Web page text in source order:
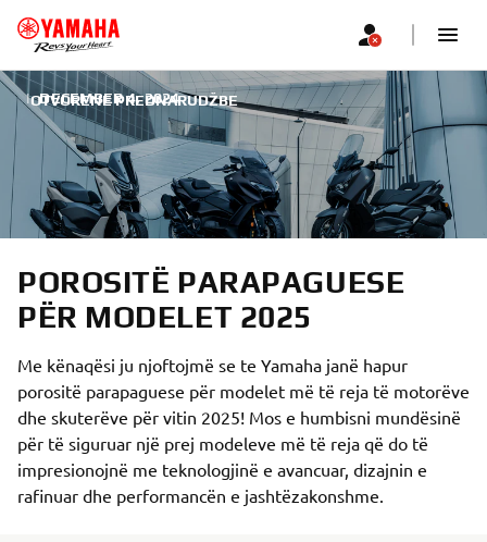
OTVORENE PREDNARUDŽBE
| DECEMBER 4, 2024
POROSITË PARAPAGUESE
PËR MODELET 2025
Me kënaqësi ju njoftojmë se te Yamaha janë hapur
porositë parapaguese për modelet më të reja të motorëve
dhe skuterëve për vitin 2025! Mos e humbisni mundësinë
për të siguruar një prej modeleve më të reja që do të
impresionojnë me teknologjinë e avancuar, dizajnin e
rafinuar dhe performancën e jashtëzakonshme.